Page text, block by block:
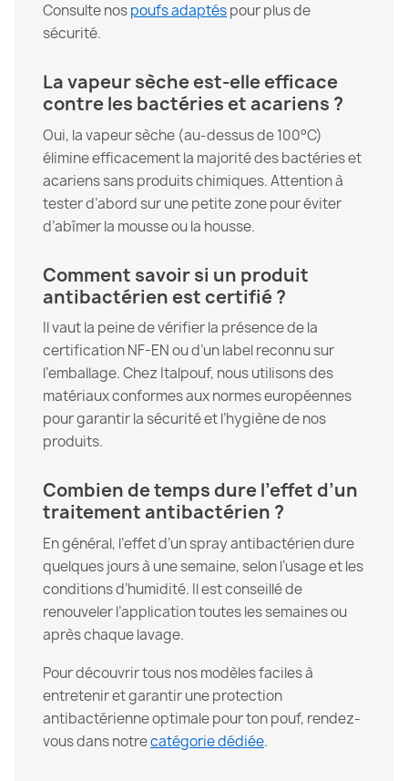
Consulte nospoufs adaptéspour plus de
sécurité.
La vapeur sèche est-elle efficace
contre les bactéries et acariens ?
Oui, la vapeur sèche (au-dessus de 100°C)
élimine efficacement la majorité des bactéries et
acariens sans produits chimiques. Attention à
tester d’abord sur une petite zone pour éviter
d’abîmer la mousse ou la housse.
Comment savoir si un produit
antibactérien est certifié ?
Il vaut la peine de vérifier la présence de la
certification NF-EN ou d’un label reconnu sur
l’emballage. Chez Italpouf, nous utilisons des
matériaux conformes aux normes européennes
pour garantir la sécurité et l’hygiène de nos
produits.
Combien de temps dure l’effet d’un
traitement antibactérien ?
En général, l’effet d’un spray antibactérien dure
quelques jours à une semaine, selon l’usage et les
conditions d’humidité. Il est conseillé de
renouveler l’application toutes les semaines ou
après chaque lavage.
Pour découvrir tous nos modèles faciles à
entretenir et garantir une protection
antibactérienne optimale pour ton pouf, rendez-
vous dans notrecatégorie dédiée.